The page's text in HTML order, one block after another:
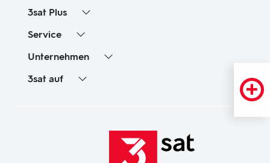
3sat Plus
Service
Unternehmen
3sat auf